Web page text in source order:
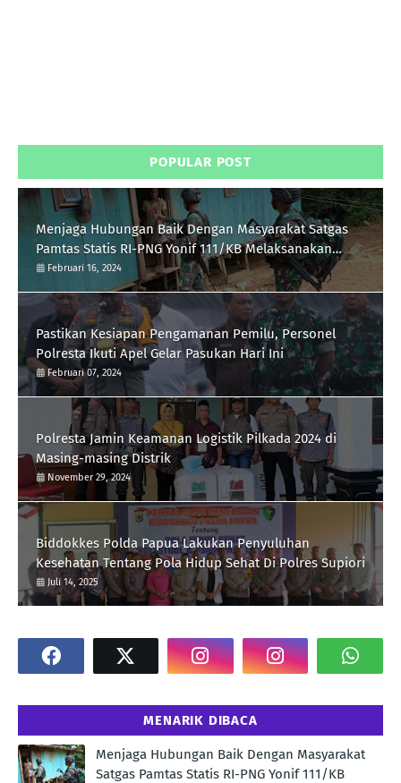
POPULAR POST
Menjaga Hubungan Baik Dengan Masyarakat Satgas
Pamtas Statis RI-PNG Yonif 111/KB Melaksanakan
Silaturrahmi
Februari 16, 2024
Pastikan Kesiapan Pengamanan Pemilu, Personel
Polresta Ikuti Apel Gelar Pasukan Hari Ini
Februari 07, 2024
Polresta Jamin Keamanan Logistik Pilkada 2024 di
Masing-masing Distrik
November 29, 2024
Biddokkes Polda Papua Lakukan Penyuluhan
Kesehatan Tentang Pola Hidup Sehat Di Polres Supiori
Juli 14, 2025
MENARIK DIBACA
Menjaga Hubungan Baik Dengan Masyarakat
Satgas Pamtas Statis RI-PNG Yonif 111/KB